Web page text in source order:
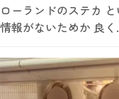
ローランドのステカ
情報がないためか 良